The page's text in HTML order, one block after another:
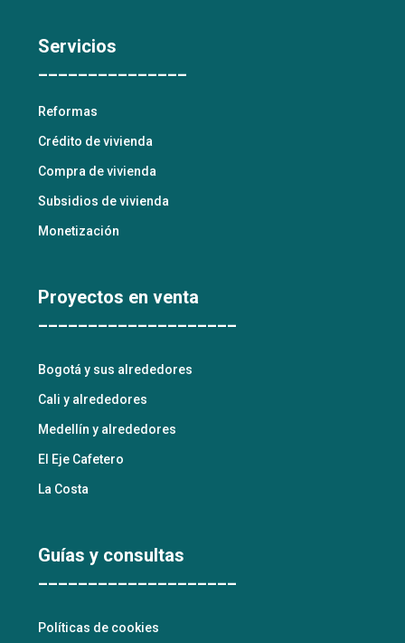
Servicios
Reformas
Crédito de vivienda
Compra de vivienda
Subsidios de vivienda
Monetización
Proyectos en venta
Bogotá y sus alrededores
Cali y alrededores
Medellín y alrededores
El Eje Cafetero
La Costa
Guías y consultas
Políticas de cookies